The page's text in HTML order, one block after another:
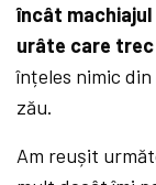
încât
urâte care trec
înțeles nimic din
zău.
Am reușit